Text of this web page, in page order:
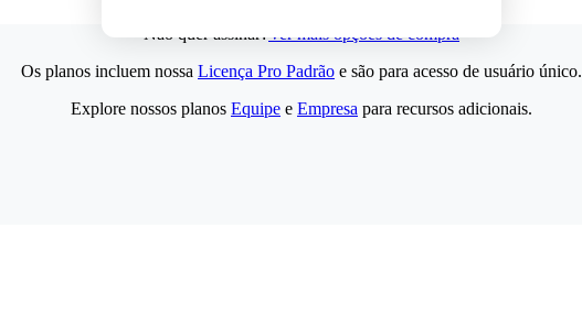
Não quer assinar?Ver mais opções de compra
Os planos incluem nossa Licença Pro Padrão e são para acesso de usuário único.
Explore nossos planos Equipe e Empresa para recursos adicionais.